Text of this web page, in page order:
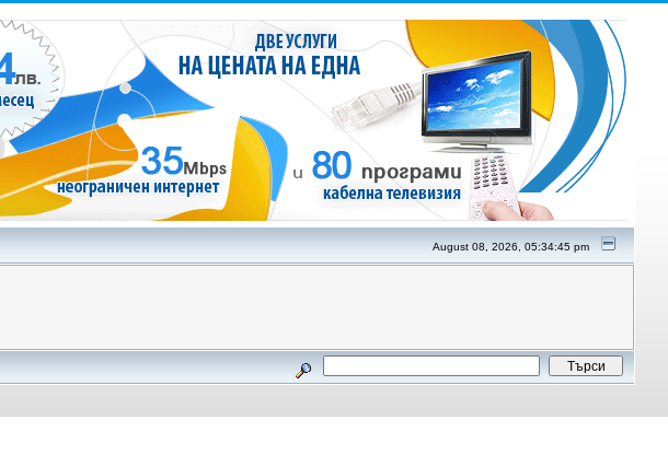
August 08, 2026, 05:34:45 pm